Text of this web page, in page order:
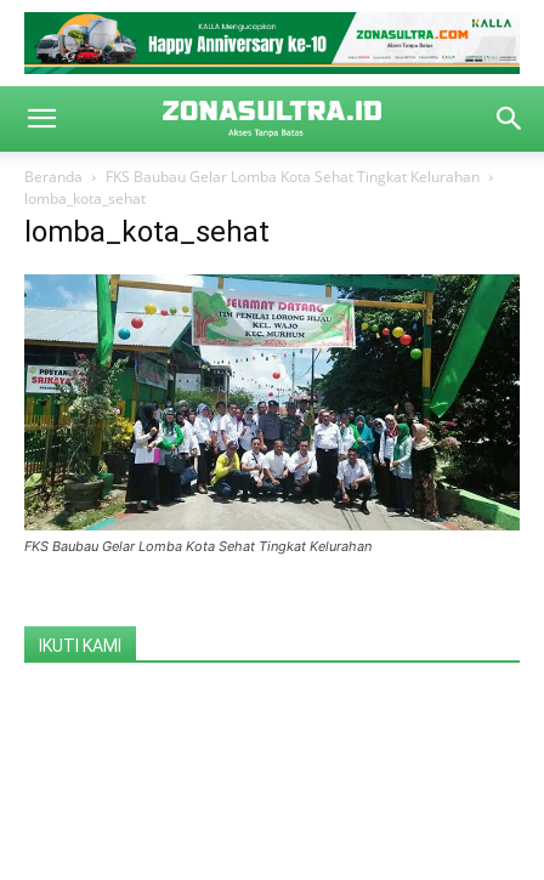
Beranda
FKS Baubau Gelar Lomba Kota Sehat Tingkat Kelurahan
lomba_kota_sehat
lomba_kota_sehat
FKS Baubau Gelar Lomba Kota Sehat Tingkat Kelurahan
IKUTI KAMI